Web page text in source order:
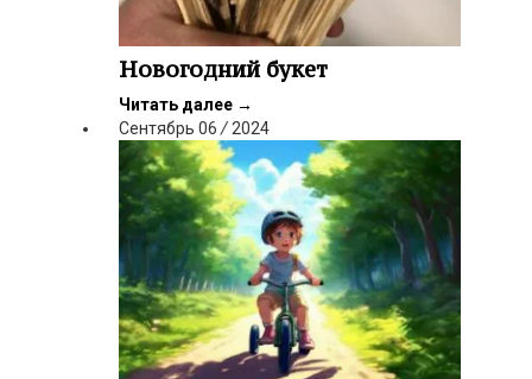
Новогодний букет
Читать далее →
Сентябрь 06 / 2024